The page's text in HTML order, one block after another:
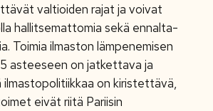
valtioiden rajat ja voivat
hallitsemattomia sekä ennalta-
Toimia ilmaston lämpenemisen
asteeseen on jatkettava ja
ilmastopolitiikkaa on kiristettävä,
eivät riitä Pariisin